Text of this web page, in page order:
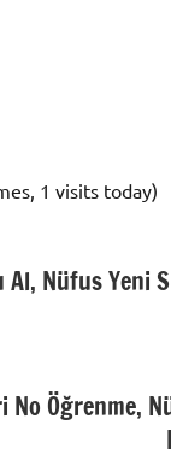
1 visits today)
Al, Nüfus Yeni
No Öğrenme,